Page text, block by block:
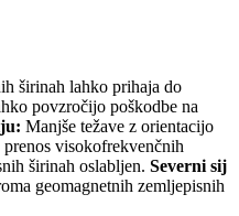
širinah lahko prihaja do
povzročijo poškodbe na
Manjše težave z orientacijo
prenos visokofrekvenčnih
širinah oslabljen. Severni sij
geomagnetnih zemljepisnih